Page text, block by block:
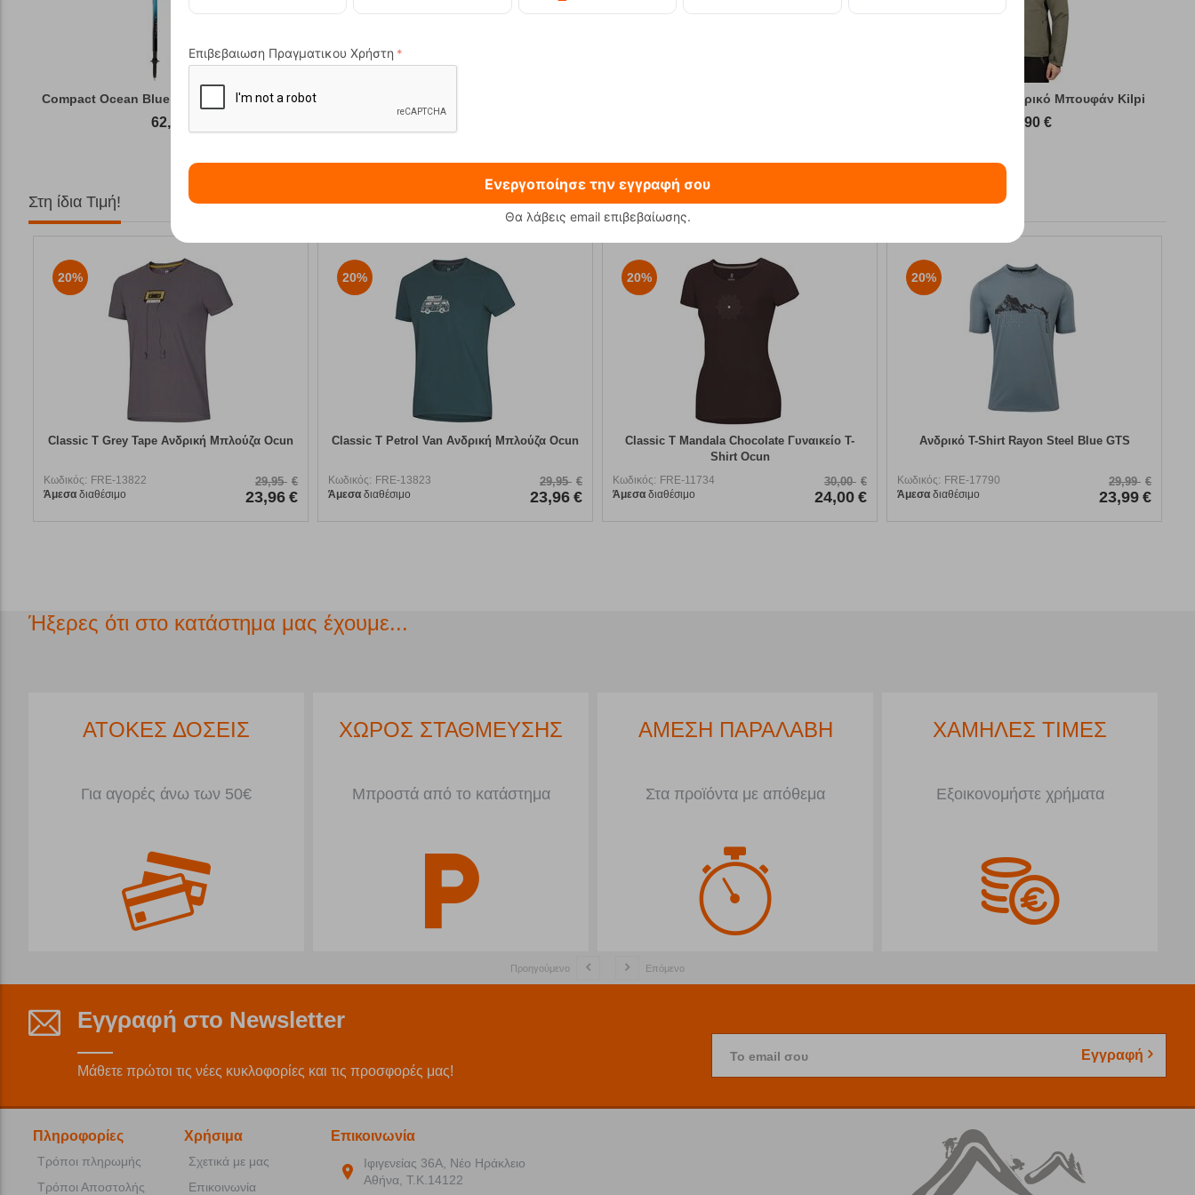
Compact Ocean Blue Τηλεσκοπικά Μπατόν Πεζ...
62,50
Sonna-M Green Ανδρικό Μπουφάν Kilpi
89,90 €
Στη ίδια Τιμή!
20%
Classic T Grey Tape Ανδρική Μπλούζα Ocun
Κωδικός: FRE-13822
Άμεσα διαθέσιμο
29,95 €
23,96 €
20%
Classic T Petrol Van Ανδρική Μπλούζα Ocun
Κωδικός: FRE-13823
Άμεσα διαθέσιμο
29,95 €
23,96 €
20%
Classic T Mandala Chocolate Γυναικείο T-
Shirt Ocun
Κωδικός: FRE-11734
Άμεσα διαθέσιμο
30,00 €
24,00 €
20%
Ανδρικό T-Shirt Rayon Steel Blue GTS
Κωδικός: FRE-17790
Άμεσα διαθέσιμο
29,99 €
23,99 €
Ήξερες ότι στο κατάστημα μας έχουμε...
ΑΤΟΚΕΣ ΔΟΣΕΙΣ
Για αγορές άνω των 50€
ΧΩΡΟΣ ΣΤΑΘΜΕΥΣΗΣ
Μπροστά από το κατάστημα
ΑΜΕΣΗ ΠΑΡΑΛΑΒΗ
Στα προϊόντα με απόθεμα
ΧΑΜΗΛΕΣ ΤΙΜΕΣ
Εξοικονομήστε χρήματα
Προηγούμενο Επόμενο
Εγγραφή στο Newsletter
Μάθετε πρώτοι τις νέες κυκλοφορίες και τις προσφορές μας!
Το email σου Εγγραφή
Επιβεβαιωση Πραγματικου Χρήστη
Ενεργοποίησε την εγγραφή σου
Θα λάβεις email επιβεβαίωσης.
Πληροφορίες
Τρόποι πληρωμής
Τρόποι Αποστολής
Χρήσιμα
Σχετικά με μας
Επικοινωνία
Επικοινωνία
Ιφιγενείας 36Α, Νέο Ηράκλειο
Αθήνα, Τ.Κ.14122